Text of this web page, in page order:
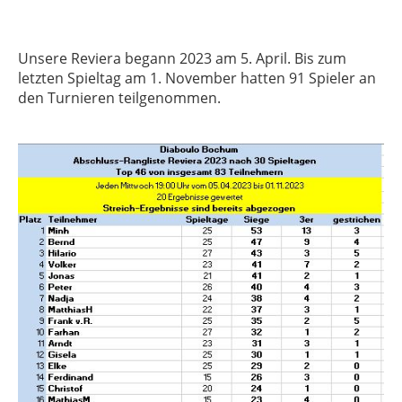
Unsere Reviera begann 2023 am 5. April. Bis zum
letzten Spieltag am 1. November hatten 91 Spieler an
den Turnieren teilgenommen.